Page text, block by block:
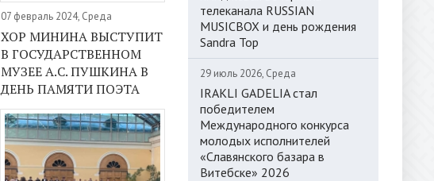
07 февраль 2024, Среда
ХОР МИНИНА ВЫСТУПИТ
В ГОСУДАРСТВЕННОМ
МУЗЕЕ А.С. ПУШКИНА В
ДЕНЬ ПАМЯТИ ПОЭТА
телеканала RUSSIAN
MUSICBOX и день рождения
Sandra Top
29 июль 2026, Среда
IRAKLI GADELIA стал
победителем
Международного конкурса
молодых исполнителей
«Славянского базара в
Витебске» 2026